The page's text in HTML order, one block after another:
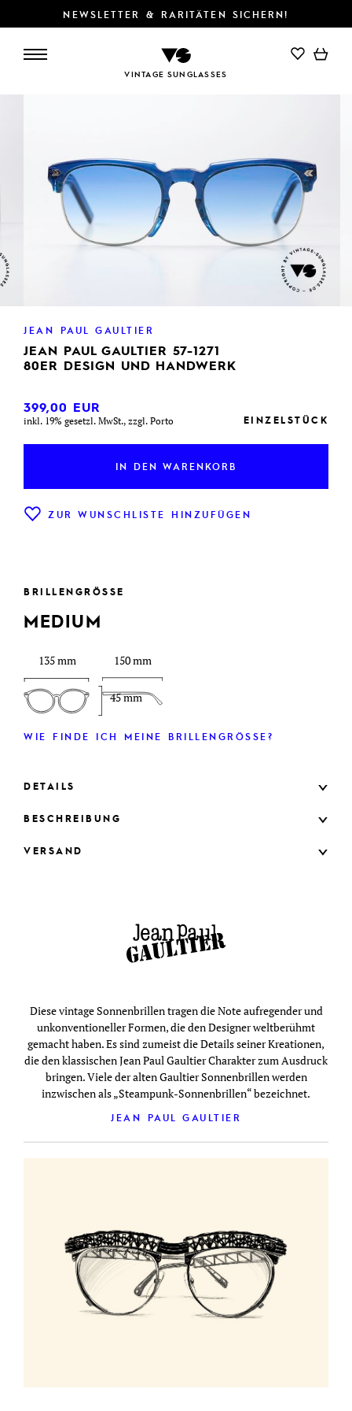
NEWSLETTER & RARITÄTEN SICHERN!
VINTAGE SUNGLASSES
IN DEN WARENKORB
JEAN PAUL GAULTIER
JEAN PAUL GAULTIER 57-1271
80ER DESIGN UND HANDWERK
399,00 EUR
inkl. 19% gesetzl. MwSt., zzgl. Porto EINZELSTÜCK
IN DEN WARENKORB
ZUR WUNSCHLISTE HINZUFÜGEN
BRILLENGRÖSSE
MEDIUM
135 mm
45 mm
150 mm
WIE FINDE ICH MEINE BRILLENGRÖSSE?
DETAILS
BESCHREIBUNG
VERSAND
Diese vintage Sonnenbrillen tragen die Note aufregender und
unkonventioneller Formen, die den Designer weltberühmt
gemacht haben. Es sind zumeist die Details seiner Kreationen,
die den klassischen Jean Paul Gaultier Charakter zum Ausdruck
bringen. Viele der alten Gaultier Sonnenbrillen werden
inzwischen als „Steampunk-Sonnenbrillen“ bezeichnet.
JEAN PAUL GAULTIER